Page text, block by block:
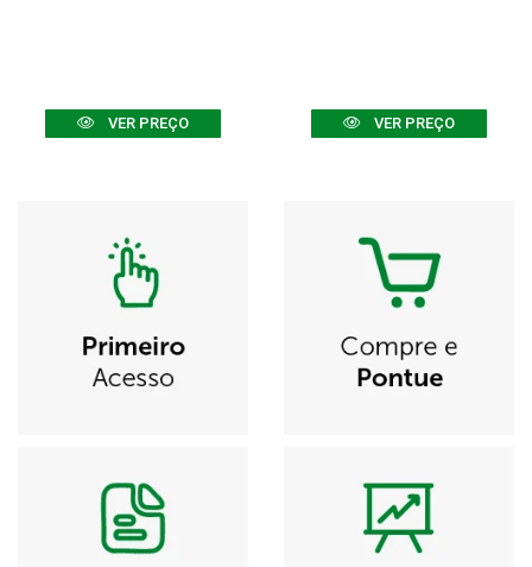
VER PREÇO VER PREÇO